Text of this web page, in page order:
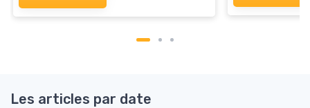
Les articles par date